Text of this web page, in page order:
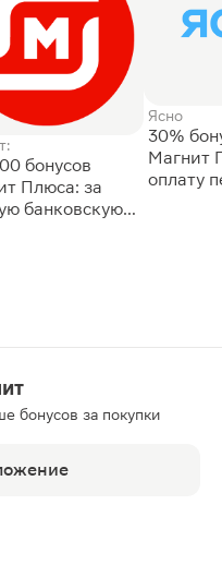
бонусов
Плюса: за
банковскую
Ясно
30%
Магнит
оплату
бонусов за покупки